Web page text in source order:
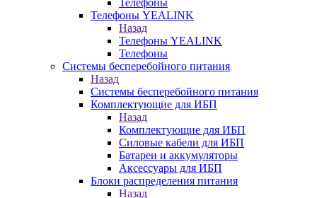
Телефоны
Телефоны YEALINK
Назад
Телефоны YEALINK
Телефоны
Системы бесперебойного питания
Назад
Системы бесперебойного питания
Комплектующие для ИБП
Назад
Комплектующие для ИБП
Силовые кабели для ИБП
Батареи и аккумуляторы
Аксессуары для ИБП
Блоки распределения питания
Назад